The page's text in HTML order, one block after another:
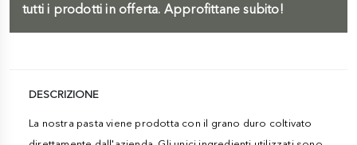
tutti i prodotti in offerta. Approfittane subito!
DESCRIZIONE
La nostra pasta viene prodotta con il grano duro coltivato